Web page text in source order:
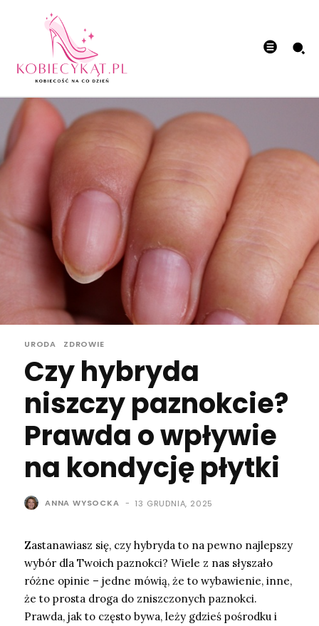
URODA ZDROWIE
Czy hybryda
niszczy paznokcie?
Prawda o wpływie
na kondycję płytki
ANNA WYSOCKA - 13 GRUDNIA, 2025
Zastanawiasz się, czy hybryda to na pewno najlepszy
wybór dla Twoich paznokci? Wiele z nas słyszało
różne opinie – jedne mówią, że to wybawienie, inne,
że to prosta droga do zniszczonych paznokci.
Prawda, jak to często bywa, leży gdzieś pośrodku i